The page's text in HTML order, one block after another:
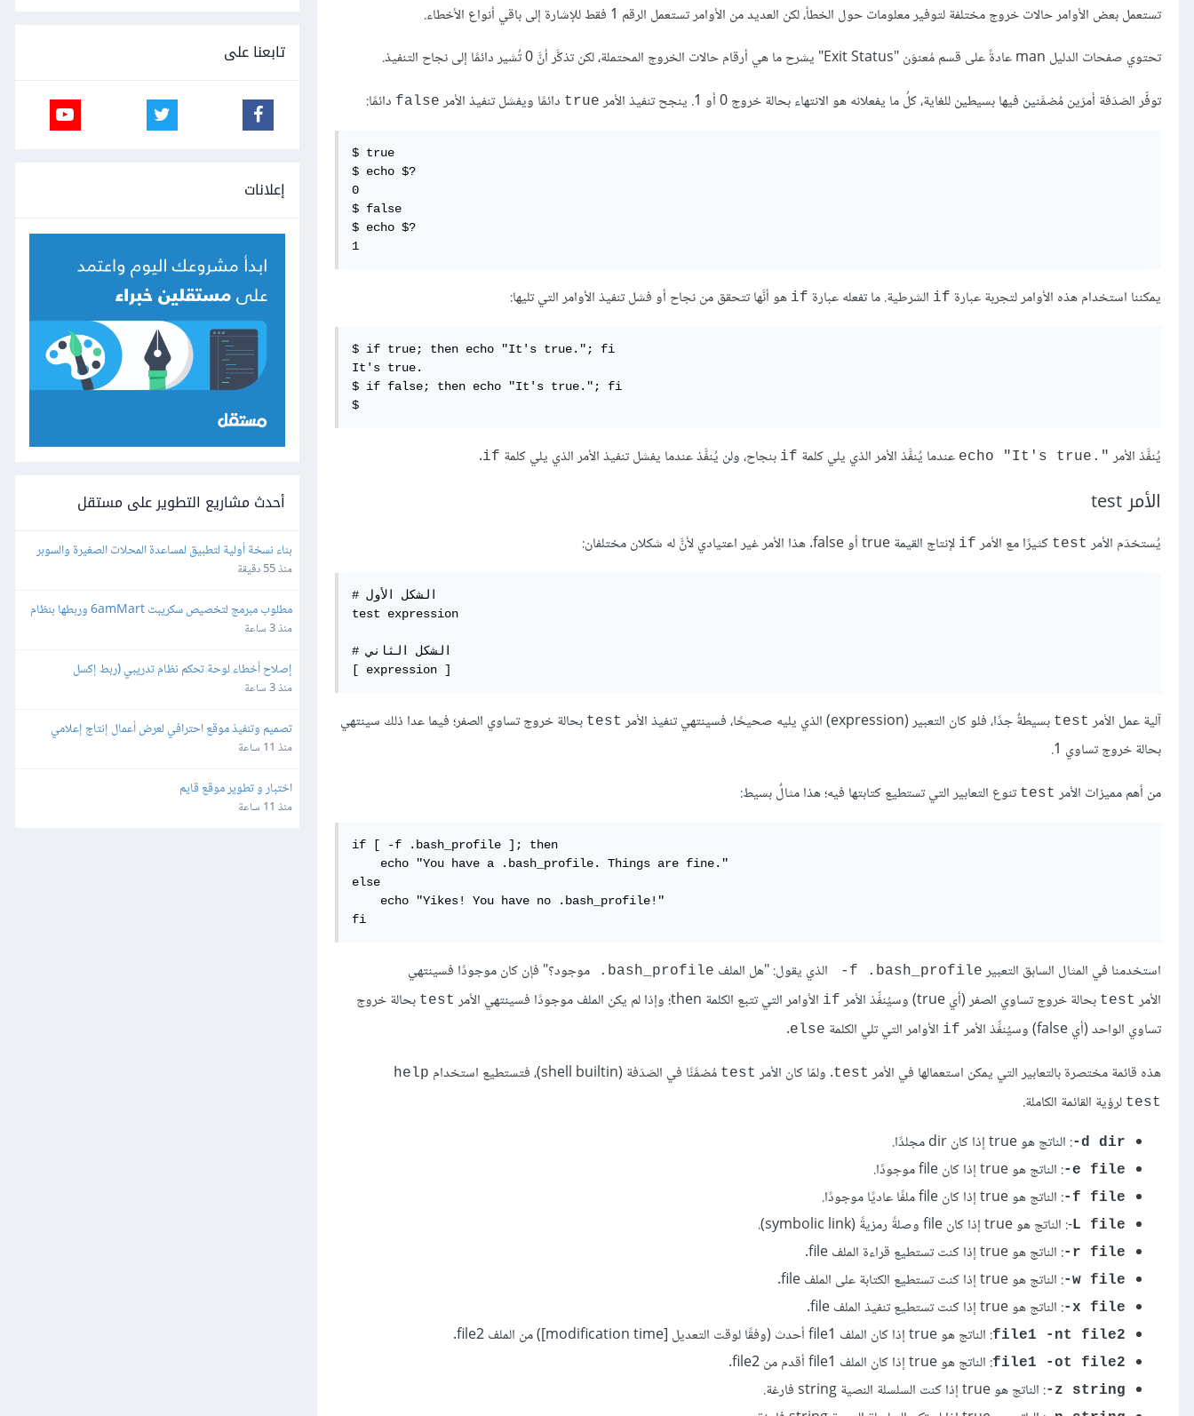
تستعمل بعض الأوامر حالات خروج مختلفة لتوفير معلومات حول الخطأ، لكن العديد من الأوامر تستعمل الرقم 1 فقط للإشارة إلى باقي أنواع الأخطاء.
تحتوي صفحات الدليل man عادةً على قسم مُعنوَن "Exit Status" يشرح ما هي أرقام حالات الخروج المحتملة، لكن تذكَّر أنَّ 0 تُشير دائمًا إلى نجاح التنفيذ.
توفِّر الصَدَفة أمرَين مُضمَّنين فيها بسيطين للغاية، كلُ ما يفعلانه هو الانتهاء بحالة خروج 0 أو 1. ينجح تنفيذ الأمر
true دائمًا ويفشل تنفيذ الأمر false دائمًا:
$ true
$ echo $?
0
$ false
$ echo $?
1
يمكننا استخدام هذه الأوامر لتجربة عبارة if الشرطية. ما تفعله عبارة if هو أنَّها تتحقق من نجاح أو فشل تنفيذ الأوامر التي تليها:
$ if true; then echo "It's true."; fi
It's true.
$ if false; then echo "It's true."; fi
$
يُنفَّذ الأمر echo "It's true."‎ عندما يُنفَّذ الأمر الذي يلي كلمة if بنجاح، ولن يُنفَّذ عندما يفشل تنفيذ الأمر الذي يلي كلمة if
.
الأمر test
يُستخدَم الأمر test كثيرًا مع الأمر if لإنتاج القيمة true أو false. هذا الأمر غير اعتيادي لأنَّ له شكلان مختلفان:
# الشكل الأول
test expression
# الشكل الثاني
[ expression ]
آلية عمل الأمر test بسيطةٌ جدًا، فلو كان التعبير (expression) الذي يليه صحيحًا، فسينتهي تنفيذ الأمر test بحالة خروج تساوي الصفر؛ فيما عدا ذلك سينتهي
بحالة خروج تساوي 1.
من أهم مميزات الأمر test تنوع التعابير التي تستطيع كتابتها فيه؛ هذا مثالٌ بسيط:
if [ -f .bash_profile ]; then
    echo "You have a .bash_profile. Things are fine."
else
    echo "Yikes! You have no .bash_profile!"
fi
استخدمنا في المثال السابق التعبير ‎ -f .bash_profile الذي يقول: "هل الملف ‎.bash_profile
موجود؟" فإن كان موجودًا فسينتهي
الأمر test بحالة خروج تساوي الصفر (أي true) وسيُنفِّذ الأمر if الأوامر التي تتبع الكلمة then؛ وإذا لم يكن الملف موجودًا فسينتهي الأمر test بحالة خروج
تساوي الواحد (أي false) وسيُنفِّذ الأمر
if الأوامر التي تلي الكلمة else
.
هذه قائمة مختصرة بالتعابير التي يمكن استعمالها في الأمر test. ولمّا كان الأمر test مُضمَّنًا في الصَدَفة (shell builtin)، فتستطيع استخدام
help
test لرؤية القائمة الكاملة.
‎-d dir: الناتج هو true إذا كان dir مجلدًا.
-e file: الناتج هو true إذا كان file موجودًا.
‎-f file: الناتج هو true إذا كان file ملفًا عاديًا موجودًا.
‎-L file : الناتج هو true إذا كان file وصلةً رمزيةً (symbolic link).
‎-r file: الناتج هو true إذا كنت تستطيع قراءة الملف file.
-w file: الناتج هو true إذا كنت تستطيع الكتابة على الملف file.
-x file: الناتج هو true إذا كنت تستطيع تنفيذ الملف file.
file1 -nt file2: الناتج هو true إذا كان الملف file1 أحدث (وفقًا لوقت التعديل [modification time]) من الملف file2.
file1 -ot file2: الناتج هو true إذا كان الملف file1 أقدم من file2.
-z string: الناتج هو true إذا كنت السلسلة النصية string فارغة.
تابعنا على
إعلانات
أحدث مشاريع التطوير على مستقل
بناء نسخة أولية لتطبيق لمساعدة المحلات الصغيرة والسوبر
ماركت
منذ 55 دقيقة
المحاسبة "دفترة" وبوابات الدفع في مصر
منذ 3 ساعة
وصلاحيات)
منذ 3 ساعة
تصميم وتنفيذ موقع احترافي لعرض أعمال إنتاج إعلامي
منذ 11 ساعة
اختبار و تطوير موقع قايم
منذ 11 ساعة